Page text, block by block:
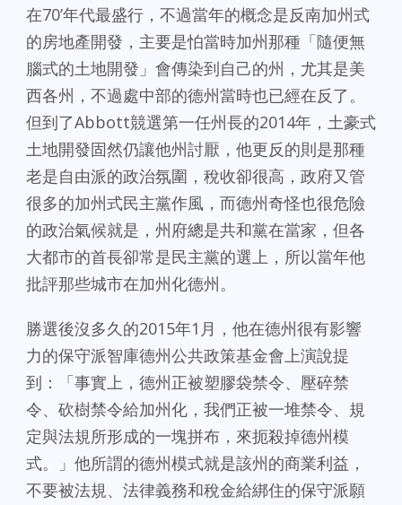
在70’年代最盛行，不過當年的概念是反南加州式
的房地產開發，主要是怕當時加州那種「隨便無
腦式的土地開發」會傳染到自己的州，尤其是美
西各州，不過處中部的德州當時也已經在反了。
但到了Abbott競選第一任州長的2014年，土豪式
土地開發固然仍讓他州討厭，他更反的則是那種
老是自由派的政治氛圍，稅收卻很高，政府又管
很多的加州式民主黨作風，而德州奇怪也很危險
的政治氣候就是，州府總是共和黨在當家，但各
大都市的首長卻常是民主黨的選上，所以當年他
批評那些城市在加州化德州。
勝選後沒多久的2015年1月，他在德州很有影響
力的保守派智庫德州公共政策基金會上演說提
到：「事實上，德州正被塑膠袋禁令、壓碎禁
令、砍樹禁令給加州化，我們正被一堆禁令、規
定與法規所形成的一塊拼布，來扼殺掉德州模
式。」他所謂的德州模式就是該州的商業利益，
不要被法規、法律義務和稅金給綁住的保守派願